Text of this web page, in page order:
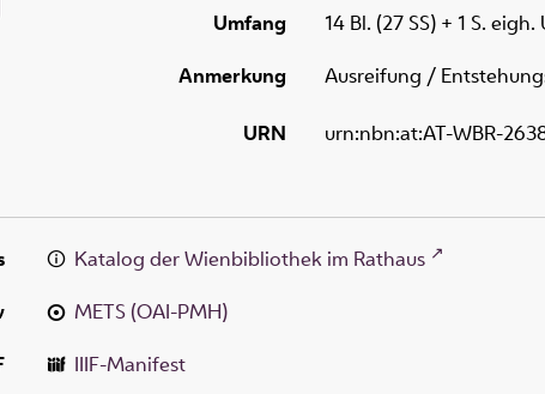
Umfang
14 Bl. (27 SS) + 1 S.
Anmerkung
Ausreifung /
URN urn:nbn:at:AT-WBR-
Katalog der Wienbibliothek im Rathaus
METS (OAI-PMH)
IIIF-Manifest